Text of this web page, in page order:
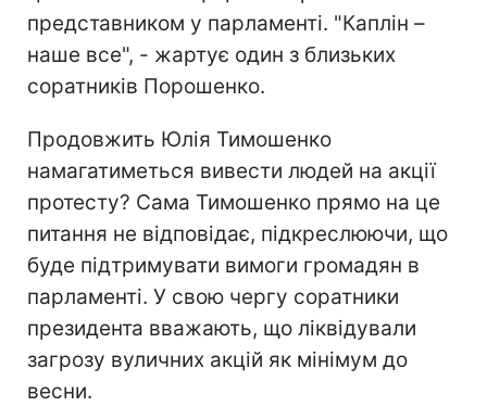
представником у парламенті. "Каплін –
наше все", - жартує один з близьких
соратників Порошенко.
Продовжить Юлія Тимошенко
намагатиметься вивести людей на акції
протесту? Сама Тимошенко прямо на це
питання не відповідає, підкреслюючи, що
буде підтримувати вимоги громадян в
парламенті. У свою чергу соратники
президента вважають, що ліквідували
загрозу вуличних акцій як мінімум до
весни.